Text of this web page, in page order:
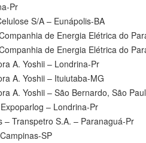
Pr
S/A – Eunápolis-BA
de Energia Elétrica do
de Energia Elétrica do
A. Yoshii – Londrina-Pr
A. Yoshii – Ituiutaba-MG
A. Yoshii – São Bernardo, São
– Londrina-Pr
– Transpetro S.A. – Paranaguá-Pr
SP